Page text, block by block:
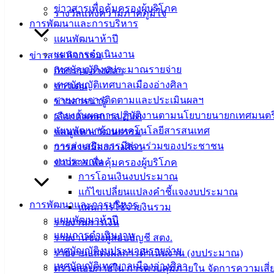
ข่าวสารเพื่อคุ้มครองผู้บริโภค
การพัฒนาและการบริหาร
แผนพัฒนาห้าปี
แผนการดำเนินงาน
เทศบัญญัติงบประมาณรายจ่าย
เทศบัญญัติเทศบาลเมืองอ่างศิลา
รายงานการติดตามและประเมินผลฯ
รายงานผลการปฏิบัติงานตามนโยบายนายกเทศมนต
แผนพัฒนาด้านเทคโนโลยีสารสนเทศ
การส่งเสริมการมีส่วนร่วมของประชาชน
งบประมาณ
การโอนเงินงบประมาณ
แก้ไขเปลี่ยนแปลงคำชี้แจงงบประมาณ
แผนการใช้จ่ายงินรวม
รายงานการเงิน
รายงานของผู้สอบบัญชี สตง.
รายงานแสดงผลการดำเนินงาน (งบประมาณ)
ตรวจสอบภายใน การควบคุมภายใน จัดการความเสี่
รางวัลแห่งความภาคภูมิใจ
ข่าวสาร กิจกรรม
กิจกรรมอ่างศิลา
ข่าวเด่น
ข่าวสารน่ารู้
เลือกตั้งเทศบาล 2568
ข้อมูลทางวัฒนธรรม
วารสารเมืองอ่างศิลา
ข่าวสารเพื่อคุ้มครองผู้บริโภค
การพัฒนาและการบริหาร
แผนพัฒนาห้าปี
แผนการดำเนินงาน
เทศบัญญัติงบประมาณรายจ่าย
เทศบัญญัติเทศบาลเมืองอ่างศิลา
เทศบาลเมืองอ่างศิลา
สำนักงานเทศบาลเมืองอ่างศิลา 90/338 ม.3
ต.เสม็ด อ.เมือง จ.ชลบุรี 20000
038-142-100-104
บริการประชาชน
ดาวน์โหลดแบบฟอร์ม, เอกสาร
คู่มือสำหรับประชาชน/คู่มือการปฏิบัติงาน
ข่าวสารน่ารู้
ศุนย์ข้อมูลข่าวสารอิเล็กทรอนิกส์
องค์ความรู้ (Knowledge Management)
ติดต่อเทศบาล